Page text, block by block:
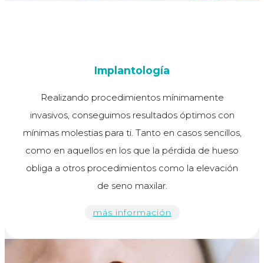
Implantología
Realizando procedimientos mínimamente
invasivos, conseguimos resultados óptimos con
mínimas molestias para ti. Tanto en casos sencillos,
como en aquellos en los que la pérdida de hueso
obliga a otros procedimientos como la elevación
de seno maxilar.
más información